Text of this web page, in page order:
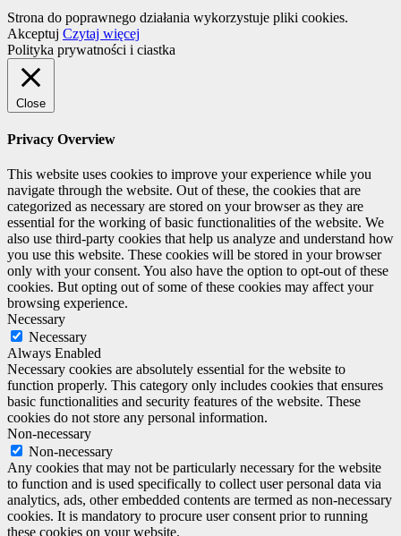
Strona do poprawnego działania wykorzystuje pliki cookies.
Akceptuj Czytaj więcej
Polityka prywatności i ciastka
Close
Privacy Overview
This website uses cookies to improve your experience while you
navigate through the website. Out of these, the cookies that are
categorized as necessary are stored on your browser as they are
essential for the working of basic functionalities of the website. We
also use third-party cookies that help us analyze and understand how
you use this website. These cookies will be stored in your browser
only with your consent. You also have the option to opt-out of these
cookies. But opting out of some of these cookies may affect your
browsing experience.
Necessary
Necessary
Always Enabled
Necessary cookies are absolutely essential for the website to
function properly. This category only includes cookies that ensures
basic functionalities and security features of the website. These
cookies do not store any personal information.
Non-necessary
Non-necessary
Any cookies that may not be particularly necessary for the website
to function and is used specifically to collect user personal data via
analytics, ads, other embedded contents are termed as non-necessary
cookies. It is mandatory to procure user consent prior to running
these cookies on your website.